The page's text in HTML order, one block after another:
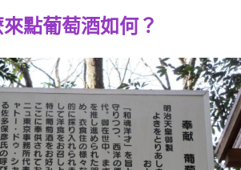
點葡萄酒如何？